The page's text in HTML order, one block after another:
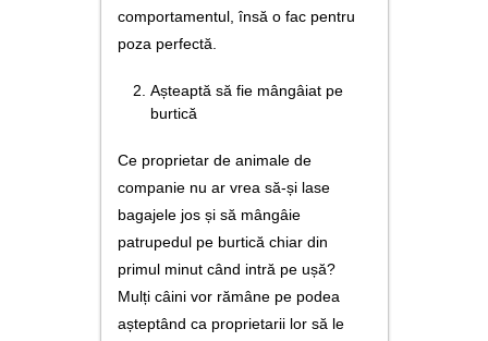
comportamentul, însă o fac pentru
poza perfectă.
Așteaptă să fie mângâiat pe
burtică
Ce proprietar de animale de
companie nu ar vrea să-și lase
bagajele jos și să mângâie
patrupedul pe burtică chiar din
primul minut când intră pe ușă?
Mulți câini vor rămâne pe podea
așteptând ca proprietarii lor să le